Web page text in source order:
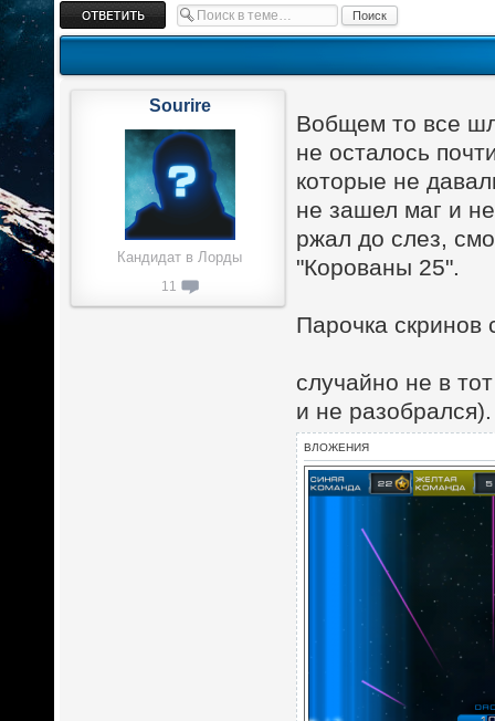
Ответить
Вобщем то все
не осталось
которые не
не зашел маг и
ржал до слез,
"Корованы 25".
Парочка скринов
случайно не в
и не разобрался).
ВЛОЖЕНИЯ
Sourire
Кандидат в Лорды
11